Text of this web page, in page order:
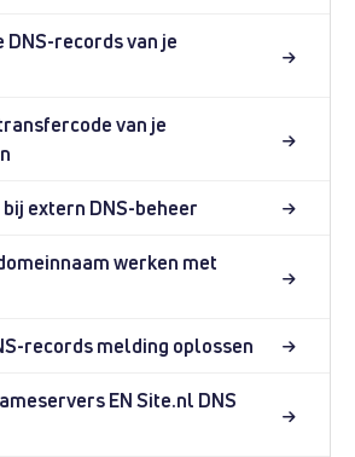
DNS-records van je
van je
extern DNS-beheer
werken met
records melding oplossen
EN Site.nl DNS